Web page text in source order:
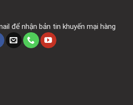
để nhận bản tin khuyến mại hàng